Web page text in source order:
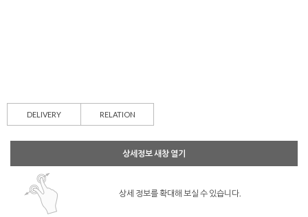
DELIVERY RELATION
상세정보 새창 열기
상세 정보를 확대해 보실 수 있습니다.